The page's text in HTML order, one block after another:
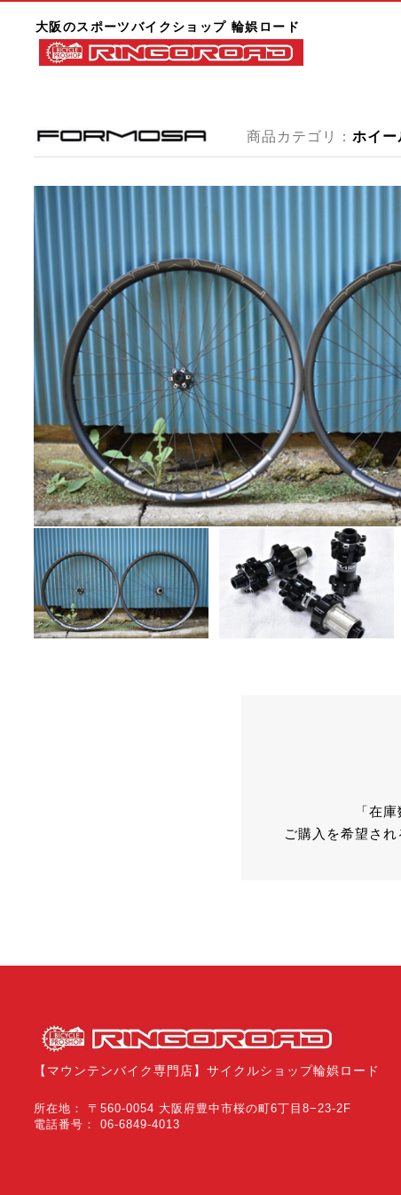
大阪のスポーツバイクショップ 輪娯ロード
商品カテゴリ： ホイー
「在
ご購入を希望さ
【マウンテンバイク専門店】サイクルショップ輪娯ロード
所在地： 〒560-0054 大阪府豊中市桜の町6丁目8−23-2F
電話番号： 06-6849-4013